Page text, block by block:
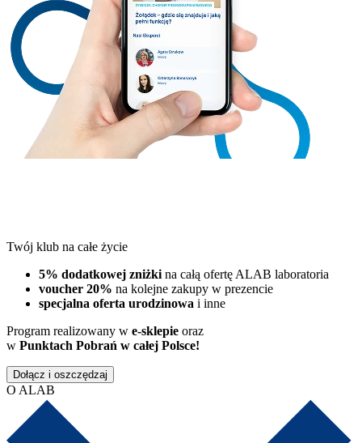
Twój klub na całe życie
5% dodatkowej zniżki na całą ofertę ALAB laboratoria
voucher 20% na kolejne zakupy w prezencie
specjalna oferta urodzinowa i inne
Program realizowany w e-sklepie oraz
w Punktach Pobrań w całej Polsce!
Dołącz i oszczędzaj
O ALAB